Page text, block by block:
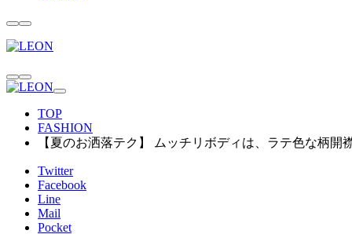
TOP
FASHION
【夏のお洒落テク】 ムッチリボディは、ラテ色な柄開
Twitter
Facebook
Line
Mail
Pocket